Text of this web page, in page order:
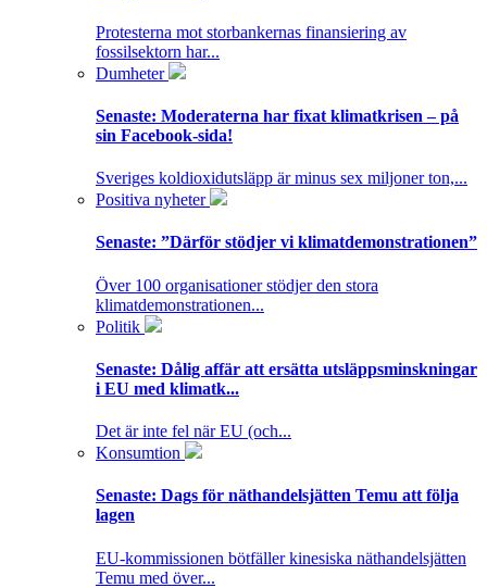
Protesterna mot storbankernas finansiering av
fossilsektorn har...
Dumheter
Senaste: Moderaterna har fixat klimatkrisen – på
sin Facebook-sida!
Sveriges koldioxidutsläpp är minus sex miljoner ton,...
Positiva nyheter
Senaste: ”Därför stödjer vi klimatdemonstrationen”
Över 100 organisationer stödjer den stora
klimatdemonstrationen...
Politik
Senaste: Dålig affär att ersätta utsläppsminskningar
i EU med klimatk...
Det är inte fel när EU (och...
Konsumtion
Senaste: Dags för näthandelsjätten Temu att följa
lagen
EU-kommissionen bötfäller kinesiska näthandelsjätten
Temu med över...